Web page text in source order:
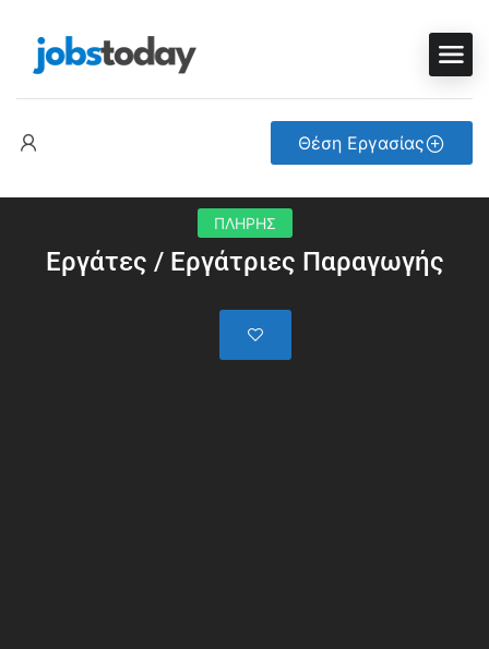
Θέση Εργασίας
ΠΛΗΡΗΣ
Εργάτες / Εργάτριες Παραγωγής